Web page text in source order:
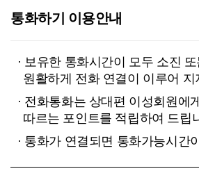
통화하기 이용안내
· 보유한 통화시간이 모두 소진
원활하게 전화 연결이 이루어 지
· 전화통화는 상대편 이성회원에
따르는 포인트를 적립하여 드립
· 통화가 연결되면 통화가능시간